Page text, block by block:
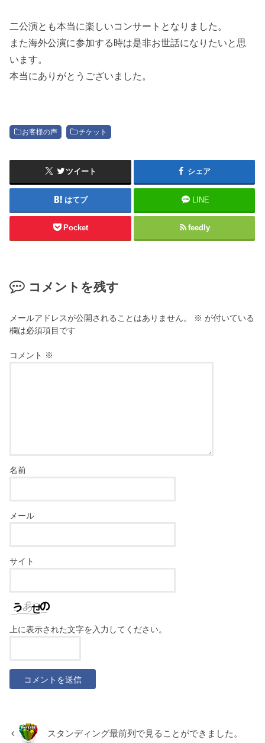
二公演とも本当に楽しいコンサートとなりました。
また海外公演に参加する時は是非お世話になりたいと思
います。
本当にありがとうございました。
お客様の声 チケット
ツイート シェア
はてブ LINE
Pocket feedly
コメントを残す
メールアドレスが公開されることはありません。 ※ が付いている
欄は必須項目です
コメント ※
名前
メール
サイト
上に表示された文字を入力してください。
スタンディング最前列で見ることができました。